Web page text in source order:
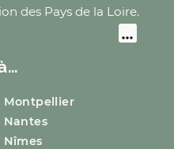
des Pays de la Loire.
Montpellier
Nantes
Nîmes